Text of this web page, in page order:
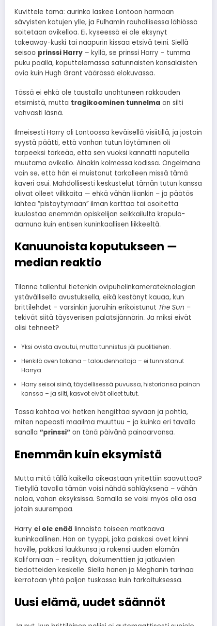
Kuvittele tämä: aurinko laskee Lontoon harmaan
sävyisten katujen ylle, ja Fulhamin rauhallisessa lähiössä
soitetaan ovikelloa. Ei, kyseessä ei ole eksynyt
takeaway-kuski tai naapurin kissaa etsivä teini. Siellä
seisoo prinssi Harry – kyllä, se prinssi Harry – tumma
puku päällä, koputtelemassa satunnaisten kansalaisten
ovia kuin Hugh Grant väärässä elokuvassa.
Tässä ei ehkä ole taustalla unohtuneen rakkauden
etsimistä, mutta tragikoominen tunnelma on silti
vahvasti läsnä.
Ilmeisesti Harry oli Lontoossa keväisellä visiitillä, ja jostain
syystä päätti, että vanhan tutun löytäminen oli
tarpeeksi tärkeää, että sen vuoksi kannatti naputella
muutama ovikello. Ainakin kolmessa kodissa. Ongelmana
vain se, että hän ei muistanut tarkalleen missä tämä
kaveri asui. Mahdollisesti keskustelut tämän tutun kanssa
olivat olleet vilkkaita — ehkä vähän liiankin – ja päätös
lähteä ”pistäytymään” ilman karttaa tai osoitetta
kuulostaa enemmän opiskelijan seikkailulta krapula-
aamuna kuin entisen kuninkaallisen liikkeeltä.
Kanuunoista koputukseen —
median reaktio
Tilanne tallentui tietenkin ovipuhelinkamerateknologian
ystävällisellä avustuksella, eikä kestänyt kauaa, kun
brittilehdet – varsinkin juoruihin erikoistunut The Sun –
tekivät siitä täysverisen palatsijännärin. Ja miksi eivät
olisi tehneet?
Yksi ovista avautui, mutta tunnistus jäi puolitiehen.
Henkilö oven takana – taloudenhoitaja – ei tunnistanut
Harrya.
Harry seisoi siinä, täydellisessä puvussa, historiansa painon
kanssa – ja silti, kasvot eivät olleet tutut.
Tässä kohtaa voi hetken hengittää syvään ja pohtia,
miten nopeasti maailma muuttuu – ja kuinka eri tavalla
sanalla ”prinssi” on tänä päivänä painoarvonsa.
Enemmän kuin eksymistä
Mutta mitä tällä kaikella oikeastaan yritettiin saavuttaa?
Tietyllä tavalla tämän voisi nähdä sähläyksenä – vähän
noloa, vähän eksyksissä. Samalla se voisi myös olla osa
jotain suurempaa.
Harry ei ole enää linnoista toiseen matkaava
kuninkaallinen. Hän on tyyppi, joka paiskasi ovet kiinni
hoville, pakkasi laukkunsa ja rakensi uuden elämän
Kaliforniaan – realityn, dokumenttien ja jatkuvien
tiedotteiden keskelle. Siellä hänen ja Meghanin tarinaa
kerrotaan yhtä paljon tuskassa kuin tarkoituksessa.
Uusi elämä, uudet säännöt